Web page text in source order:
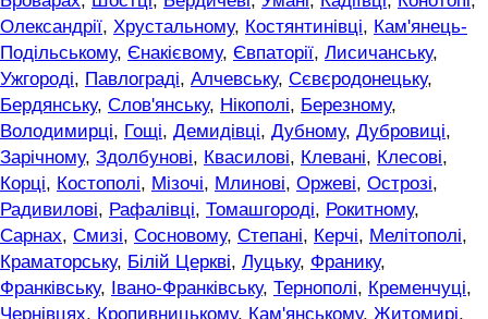
Олександрії, Хрустальному, Костянтинівці, Кам'янець-
Подільському, Єнакієвому, Євпаторії, Лисичанську,
Ужгороді, Павлограді, Алчевську, Сєвєродонецьку,
Бердянську, Слов'янську, Нікополі, Березному,
Володимирці, Гощі, Демидівці, Дубному, Дубровиці,
Зарічному, Здолбунові, Квасилові, Клевані, Клесові,
Корці, Костополі, Мізочі, Млинові, Оржеві, Острозі,
Радивилові, Рафалівці, Томашгороді, Рокитному,
Сарнах, Смизі, Сосновому, Степані, Керчі, Мелітополі,
Краматорську, Білій Церкві, Луцьку, Франику,
Франківську, Івано-Франківську, Тернополі, Кременчуці,
Чернівцях, Кропивницькому, Кам'янському, Житомирі,